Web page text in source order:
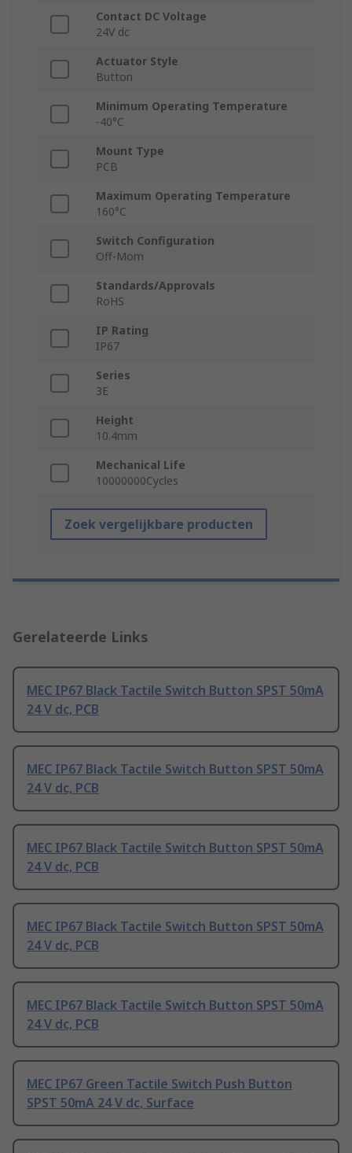
Contact DC Voltage
24V dc
Actuator Style
Button
Minimum Operating Temperature
-40°C
Mount Type
PCB
Maximum Operating Temperature
160°C
Switch Configuration
Off-Mom
Standards/Approvals
RoHS
IP Rating
IP67
Series
3E
Height
10.4mm
Mechanical Life
10000000Cycles
Zoek vergelijkbare producten
Gerelateerde Links
MEC IP67 Black Tactile Switch Button SPST 50mA
24 V dc, PCB
MEC IP67 Black Tactile Switch Button SPST 50mA
24 V dc, PCB
MEC IP67 Black Tactile Switch Button SPST 50mA
24 V dc, PCB
MEC IP67 Black Tactile Switch Button SPST 50mA
24 V dc, PCB
MEC IP67 Black Tactile Switch Button SPST 50mA
24 V dc, PCB
MEC IP67 Green Tactile Switch Push Button
SPST 50mA 24 V dc, Surface